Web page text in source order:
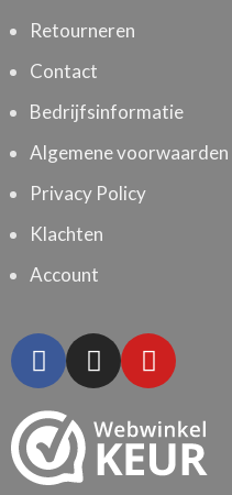
Retourneren
Contact
Bedrijfsinformatie
Algemene voorwaarden
Privacy Policy
Klachten
Account